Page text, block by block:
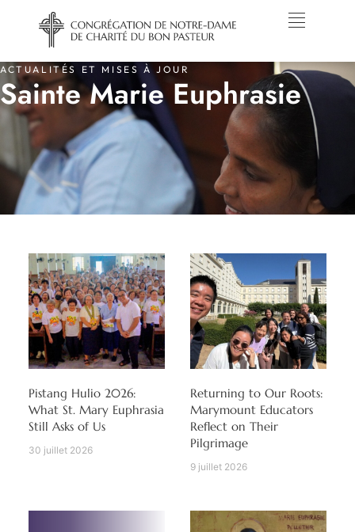
ACTUALITÉS ET MISES À JOUR
Sainte Marie Euphrasie
Pistang Hulio 2026:
What St. Mary Euphrasia
Still Asks of Us
30 juillet 2026
Returning to Our Roots:
Marymount Educators
Reflect on Their
Pilgrimage
9 juillet 2026